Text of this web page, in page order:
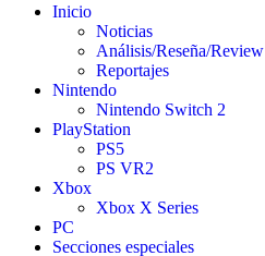
Inicio
Noticias
Análisis/Reseña/Review
Reportajes
Nintendo
Nintendo Switch 2
PlayStation
PS5
PS VR2
Xbox
Xbox X Series
PC
Secciones especiales